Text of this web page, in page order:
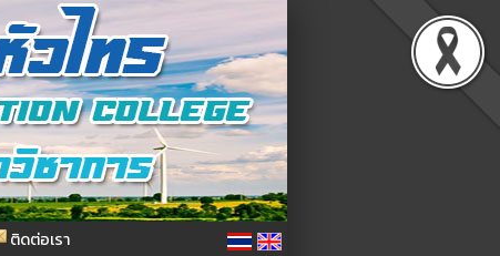
ติดต่อเรา